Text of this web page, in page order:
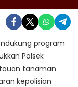
program
Polsek
tanaman
kepolisian